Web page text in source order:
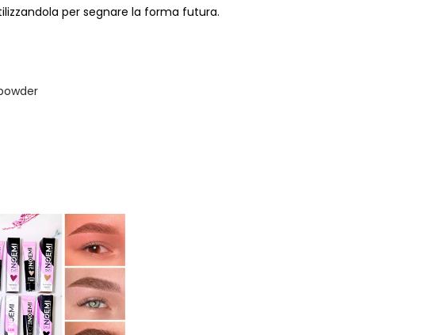
per segnare la forma futura.